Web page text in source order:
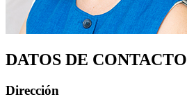
DATOS DE CONTACTO
Dirección